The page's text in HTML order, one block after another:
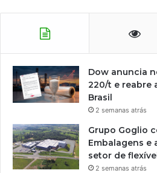
Dow anuncia
220/t e reabre
Brasil
2 semanas atrás
Grupo Goglio
Embalagens e
setor de
2 semanas atrás